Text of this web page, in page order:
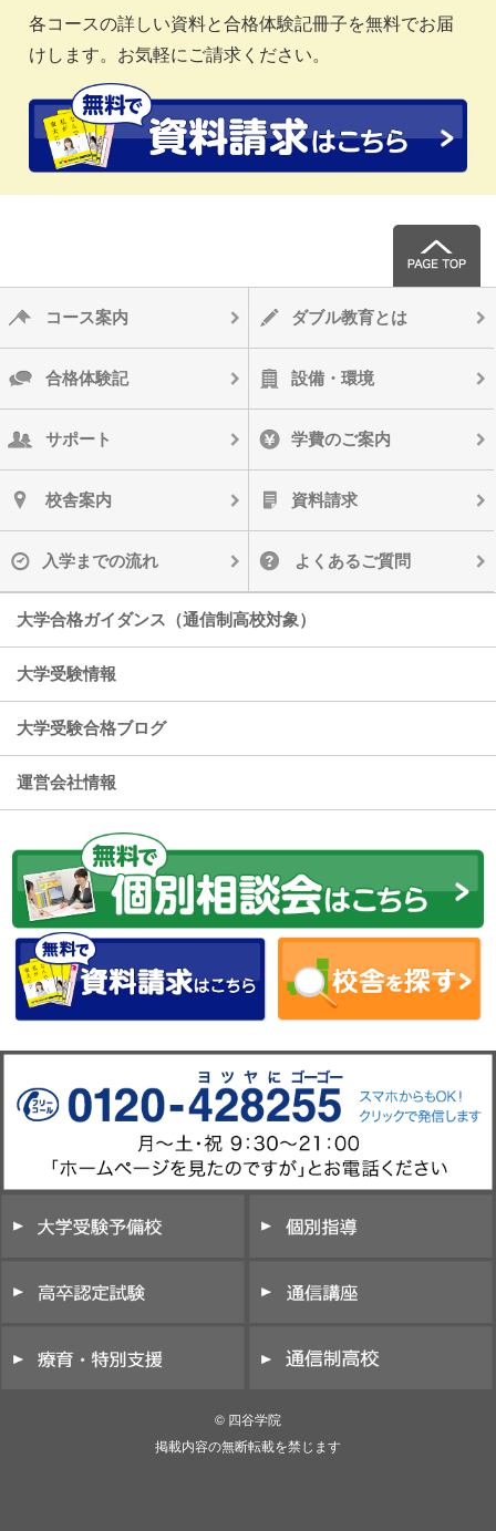
各コースの詳しい資料と合格体験記冊子を無料でお届
けします。お気軽にご請求ください。
コース案内 ダブル教育とは
合格体験記 設備・環境
サポート 学費のご案内
校舎案内 資料請求
入学までの流れ よくあるご質問
大学合格ガイダンス（通信制高校対象）
大学受験情報
大学受験合格ブログ
運営会社情報
© 四谷学院
掲載内容の無断転載を禁じます